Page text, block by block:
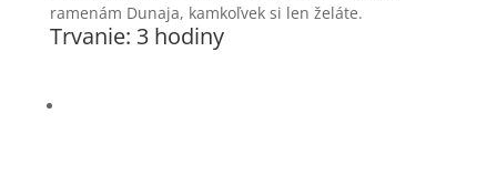
ramenám Dunaja, kamkoľvek si len želáte.
Trvanie: 3 hodiny